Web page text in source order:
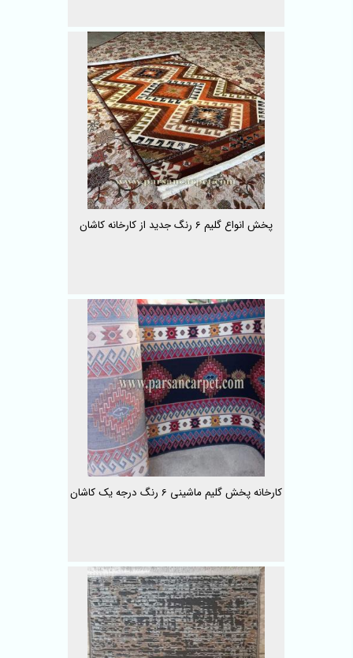
پخش انواع گلیم 6 رنگ جدید از کارخانه کاشان
کارخانه پخش گلیم ماشینی 6 رنگ درجه یک کاشان